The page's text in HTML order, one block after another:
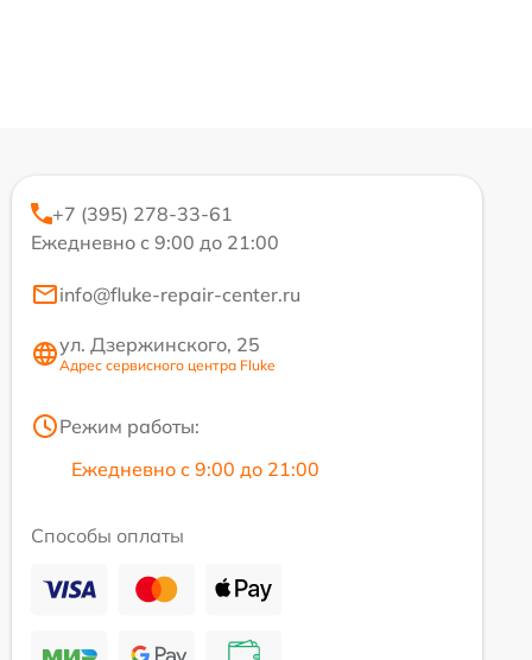
+7 (395) 278-33-61
Ежедневно с 9:00 до 21:00
info@fluke-repair-center.ru
ул. Дзержинского, 25
Адрес сервисного центра Fluke
Режим работы:
Ежедневно с 9:00 до 21:00
Способы оплаты